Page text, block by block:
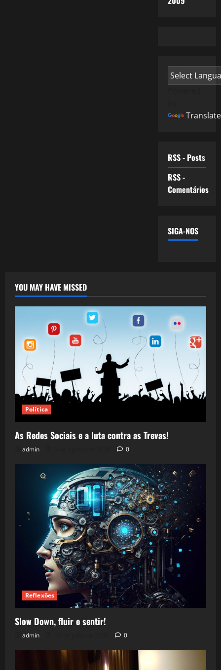
Translate
RSS - Posts
RSS -
Comentários
SIGA-NOS
YOU MAY HAVE MISSED
Política
As Redes Sociais e a luta contra as Trevas!
admin 0
Reflexões
Slow Down, fluir e sentir!
admin 0